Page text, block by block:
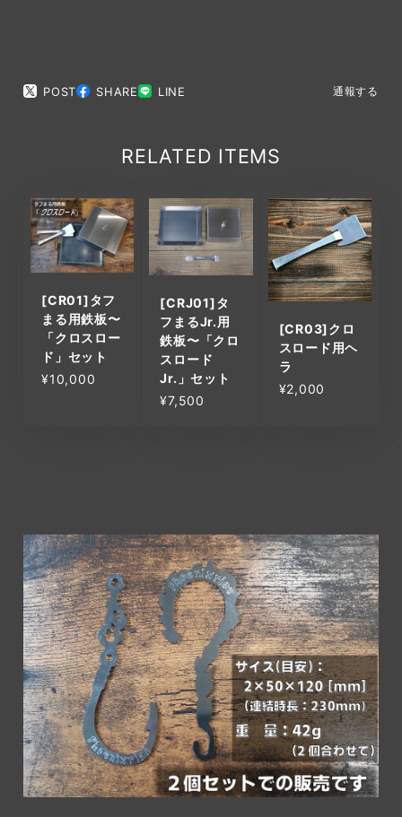
POST SHARE LINE 通報する
RELATED ITEMS
[CR01]タフ
まる用鉄板〜
「クロスロー
ド」セット
¥10,000
[CRJ01]タ
フまるJr.用
鉄板〜「クロ
スロード
Jr.」セット
¥7,500
[CR03]クロ
スロード用ヘ
ラ
¥2,000